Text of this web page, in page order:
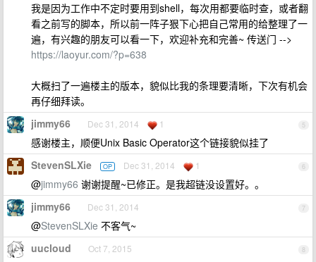
我是因为工作中不定时要用到shell，每次用都要临时查，或者翻
看之前写的脚本，所以前一阵子狠下心把自己常用的给整理了一
遍，有兴趣的朋友可以看一下，欢迎补充和完善~ 传送门 -->
https://laoyur.com/?p=638
大概扫了一遍楼主的版本，貌似比我的条理要清晰，下次有机会
再仔细拜读。
5
jimmy66 Dec 31, 2014 1
感谢楼主，顺便Unix Basic Operator这个链接貌似挂了
6
StevenSLXie OP Dec 31, 2014 1
@jimmy66 谢谢提醒~已修正。是我超链没设置好。。
7
jimmy66 Dec 31, 2014
@StevenSLXie 不客气~
8
uucloud Oct 7, 2015